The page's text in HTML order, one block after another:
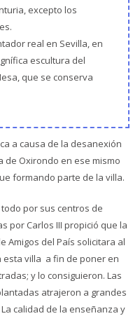
excepto los
real en Sevilla, en
escultura del
que se conserva
a causa de la desanexión
de Oxirondo en ese mismo
formando parte de la villa.
por sus centros de
por Carlos III propició que la
Amigos del País solicitara al
esta villa a fin de poner en
y lo consiguieron. Las
atrajeron a grandes
calidad de la enseñanza y